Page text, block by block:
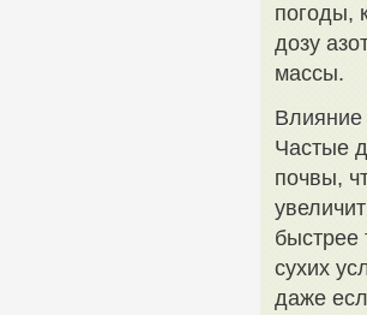
погоды,
дозу
массы.
Влияние
Частые
почвы,
быстрее
сухих
даже